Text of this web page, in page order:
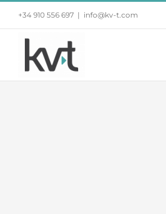
contenido
+34 910 556 697 | info@kv-t.com